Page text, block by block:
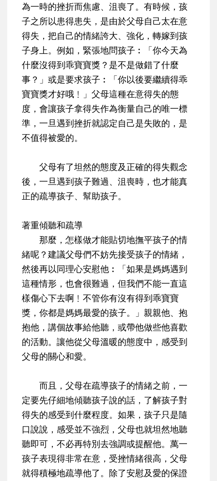
為一時的挫折而焦慮、沮喪了。有時候，孩
子之所以患得患失，是由於父母自己太在意
得失，把自己的情緒誇大、強化，轉嫁到孩
子身上。例如，緊張地問孩子︰「你今天為
什麼沒得到乖寶寶獎？是不是做錯了什麼
事？」或是要求孩子︰「你以後要繼續得乖
寶寶獎才好哦﹗」父母這種在意得失的態
度，會讓孩子拿得失作為衡量自己的唯一標
準，一旦遇到挫折就認定自己是失敗的，是
不值得被愛的。
父母有了坦然的態度及正確的得失觀念
後，一旦遇到孩子難過、沮喪時，也才能真
正的疏導孩子、幫助孩子。
著重傾聽和疏導
那麼，怎樣做才能貼切地撫平孩子的情
緒呢？建議父母們不妨先接受孩子的情緒，
然後再以同理心安慰他︰「如果是媽媽遇到
這種情形，也會很難過，但我們不能一直這
樣傷心下去啊﹗不管你有沒有得到乖寶寶
獎，你都是媽媽最愛的孩子。」親親他、抱
抱他，講個故事給他聽，或帶他做些他喜歡
的活動。讓他從父母溫暖的態度中，感受到
父母的關心和愛。
而且，父母在疏導孩子的情緒之前，一
定要先仔細地傾聽孩子說的話，了解孩子對
得失的感受到什麼程度。如果，孩子只是隨
口說說，感受並不強烈，父母也就坦然地聽
聽即可，不必再特別去強調或提醒他。萬一
孩子表現得非常在意，受挫情緒很高，父母
就得積極地疏導他了。除了安慰及愛的保證